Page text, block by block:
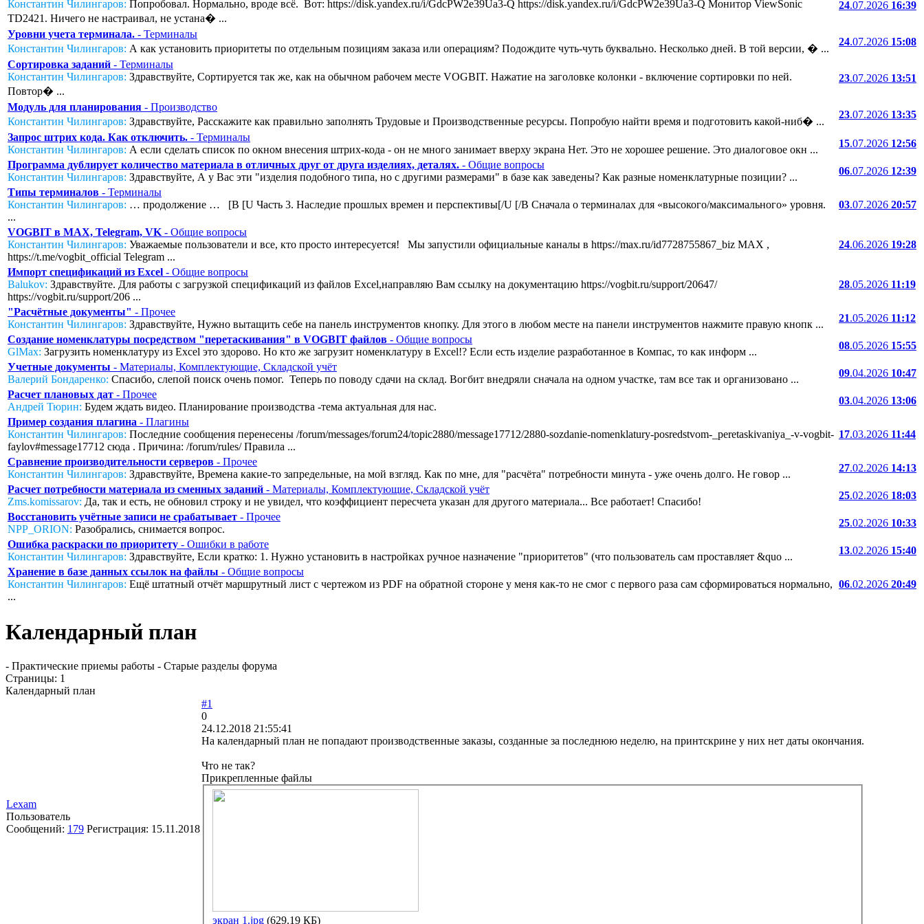
Константин Чилингаров: Попробовал. Нормально, вроде всё. Вот: https://disk.yandex.ru/i/GdcPW2e39Ua3-Q https://disk.yandex.ru/i/GdcPW2e39Ua3-Q Монитор ViewSonic
TD2421. Ничего не настраивал, не устана� ...
24.07.2026 16:39
Уровни учета терминала. - Терминалы
Константин Чилингаров: А как установить приоритеты по отдельным позициям заказа или операциям? Подождите чуть-чуть буквально. Несколько дней. В той версии, � ...
24.07.2026 15:08
Сортировка заданий - Терминалы
Константин Чилингаров: Здравствуйте, Сортируется так же, как на обычном рабочем месте VOGBIT. Нажатие на заголовке колонки - включение сортировки по ней.
Повтор� ...
23.07.2026 13:51
Модуль для планирования - Производство
Константин Чилингаров: Здравствуйте, Расскажите как правильно заполнять Трудовые и Производственные ресурсы. Попробую найти время и подготовить какой-ниб� ...
23.07.2026 13:35
Запрос штрих кода. Как отключить. - Терминалы
Константин Чилингаров: А если сделать список по окном внесения штрих-кода - он не много занимает вверху экрана Нет. Это не хорошее решение. Это диалоговое окн ...
15.07.2026 12:56
Программа дублирует количество материала в отличных друг от друга изделиях, деталях. - Общие вопросы
Константин Чилингаров: Здравствуйте, А у Вас эти "изделия подобного типа, но с другими размерами" в базе как заведены? Как разные номенклатурные позиции? ...
06.07.2026 12:39
Типы терминалов - Терминалы
Константин Чилингаров: … продолжение … [B [U Часть 3. Наследие прошлых времен и перспективы[/U [/B Сначала о терминалах для «высокого/максимального» уровня.
...
03.07.2026 20:57
VOGBIT в MAX, Telegram, VK - Общие вопросы
Константин Чилингаров: Уважаемые пользователи и все, кто просто интересуется! Мы запустили официальные каналы в https://max.ru/id7728755867_biz MAX ,
https://t.me/vogbit_official Telegram ...
24.06.2026 19:28
Импорт спецификаций из Excel - Общие вопросы
Balukov: Здравствуйте. Для работы с загрузкой спецификаций из файлов Excel,направляю Вам ссылку на документацию https://vogbit.ru/support/20647/
https://vogbit.ru/support/206 ...
28.05.2026 11:19
"Расчётные документы" - Прочее
Константин Чилингаров: Здравствуйте, Нужно вытащить себе на панель инструментов кнопку. Для этого в любом месте на панели инструментов нажмите правую кнопк ...
21.05.2026 11:12
Создание номенклатуры посредством "перетаскивания" в VOGBIT файлов - Общие вопросы
GlMax: Загрузить номенклатуру из Excel это здорово. Но кто же загрузит номенклатуру в Excel!? Если есть изделие разработанное в Компас, то как информ ...
08.05.2026 15:55
Учетные документы - Материалы, Комплектующие, Складской учёт
Валерий Бондаренко: Спасибо, слепой поиск очень помог. Теперь по поводу сдачи на склад. Вогбит внедряли сначала на одном участке, там все так и организовано ...
09.04.2026 10:47
Расчет плановых дат - Прочее
Андрей Тюрин: Будем ждать видео. Планирование производства -тема актуальная для нас.
03.04.2026 13:06
Пример создания плагина - Плагины
Константин Чилингаров: Последние сообщения перенесены /forum/messages/forum24/topic2880/message17712/2880-sozdanie-nomenklatury-posredstvom-_peretaskivaniya_-v-vogbit-
faylov#message17712 сюда . Причина: /forum/rules/ Правила ...
17.03.2026 11:44
Сравнение производительности серверов - Прочее
Константин Чилингаров: Здравствуйте, Времена какие-то запредельные, на мой взгляд. Как по мне, для "расчёта" потребности минута - уже очень долго. Не говор ...
27.02.2026 14:13
Расчет потребности материала из сменных заданий - Материалы, Комплектующие, Складской учёт
Zms.komissarov: Да, так и есть, не обновил строку и не увидел, что коэффициент пересчета указан для другого материала... Все работает! Спасибо!
25.02.2026 18:03
Восстановить учётные записи не срабатывает - Прочее
NPP_ORION: Разобрались, снимается вопрос.
25.02.2026 10:33
Ошибка раскраски по приоритету - Ошибки в работе
Константин Чилингаров: Здравствуйте, Если кратко: 1. Нужно установить в настройках ручное назначение "приоритетов" (что пользователь сам проставляет &quo ...
13.02.2026 15:40
Хранение в базе данных ссылок на файлы - Общие вопросы
Константин Чилингаров: Ещё штатный отчёт маршрутный лист с чертежом из PDF на обратной стороне у меня как-то не смог с первого раза сам сформироваться нормально,
...
06.02.2026 20:49
Календарный план
- Практические приемы работы - Старые разделы форума
Страницы: 1
Календарный план
Lexam
Пользователь
Сообщений: 179 Регистрация: 15.11.2018
#1
0
24.12.2018 21:55:41
На календарный план не попадают производственные заказы, созданные за последнюю неделю, на принтскрине у них нет даты окончания.
Что не так?
Прикрепленные файлы
экран 1.jpg (629.19 КБ)